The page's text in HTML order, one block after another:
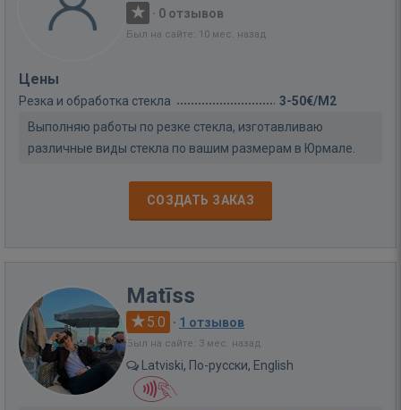
· 0 отзывов
Был на сайте: 10 мес. назад
Цены
Резка и обработка стекла
3-50€/M2
Выполняю работы по резке стекла, изготавливаю
различные виды стекла по вашим размерам в Юрмале.
СОЗДАТЬ ЗАКАЗ
Matīss
5.0 · 1 отзывов
Был на сайте: 3 мес. назад
Latviski, По-русски, English